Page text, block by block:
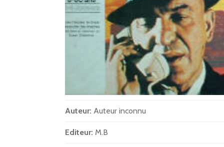
Auteur: Auteur inconnu
Editeur: M.B